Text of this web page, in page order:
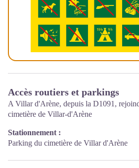
Accès routiers et parkings
A Villar d'Arène, depuis la D1091,
cimetière de Villar-d'Arène
Stationnement :
Parking du cimetière de Villar d'Arène